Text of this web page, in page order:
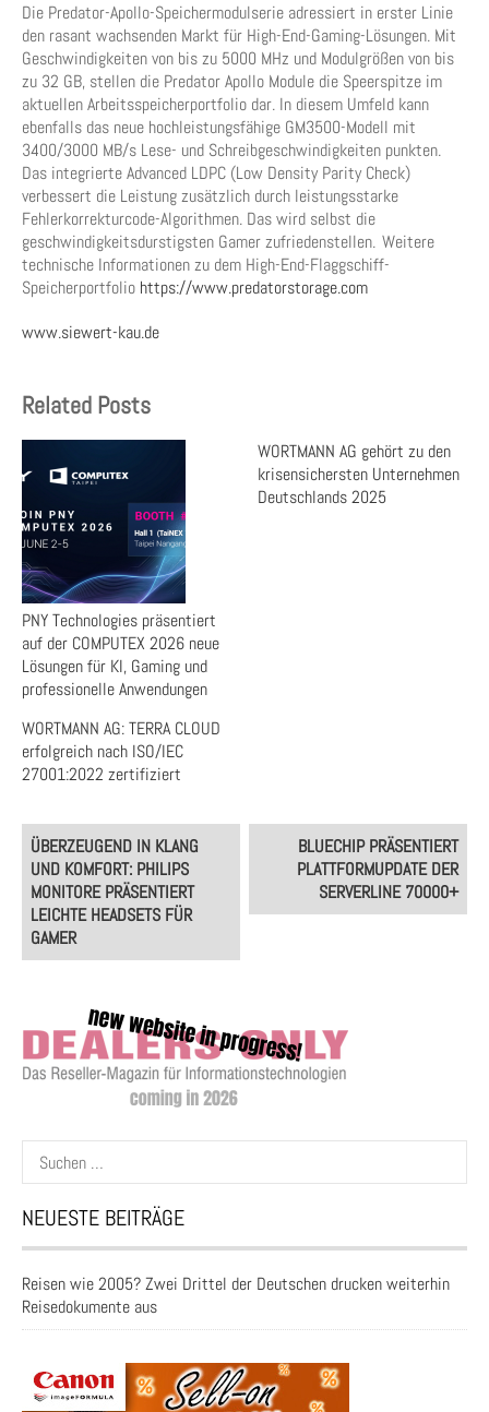
Die Predator-Apollo-Speichermodulserie adressiert in erster Linie
den rasant wachsenden Markt für High-End-Gaming-Lösungen. Mit
Geschwindigkeiten von bis zu 5000 MHz und Modulgrößen von bis
zu 32 GB, stellen die Predator Apollo Module die Speerspitze im
aktuellen Arbeitsspeicherportfolio dar. In diesem Umfeld kann
ebenfalls das neue hochleistungsfähige GM3500-Modell mit
3400/3000 MB/s Lese- und Schreibgeschwindigkeiten punkten.
Das integrierte Advanced LDPC (Low Density Parity Check)
verbessert die Leistung zusätzlich durch leistungsstarke
Fehlerkorrekturcode-Algorithmen. Das wird selbst die
geschwindigkeitsdurstigsten Gamer zufriedenstellen. Weitere
technische Informationen zu dem High-End-Flaggschiff-
Speicherportfolio https://www.predatorstorage.com
www.siewert-kau.de
Related Posts
PNY Technologies präsentiert
auf der COMPUTEX 2026 neue
Lösungen für KI, Gaming und
professionelle Anwendungen
WORTMANN AG gehört zu den
krisensichersten Unternehmen
Deutschlands 2025
WORTMANN AG: TERRA CLOUD
erfolgreich nach ISO/IEC
27001:2022 zertifiziert
Post
navigation
ÜBERZEUGEND IN KLANG
UND KOMFORT: PHILIPS
MONITORE PRÄSENTIERT
LEICHTE HEADSETS FÜR
GAMER
BLUECHIP PRÄSENTIERT
PLATTFORMUPDATE DER
SERVERLINE 70000+
Suchen
nach:
NEUESTE BEITRÄGE
Reisen wie 2005? Zwei Drittel der Deutschen drucken weiterhin
Reisedokumente aus